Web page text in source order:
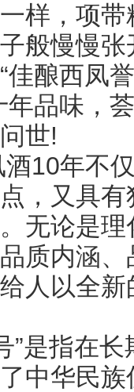
样，项
般慢慢
佳酿西凤
年品味，
世!
年不仅
，又具
无论是
质内涵
人以全
指在长
中华民